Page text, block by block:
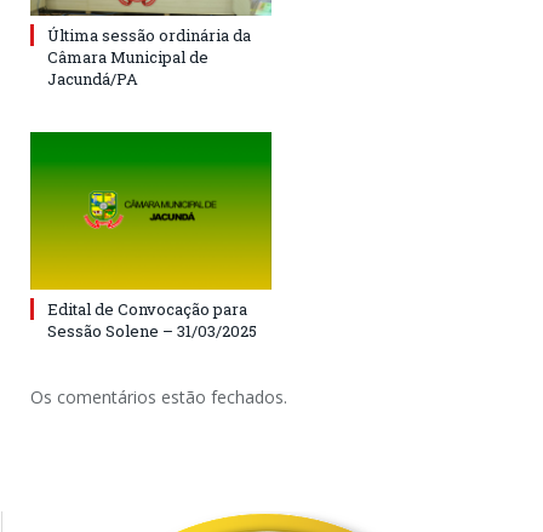
Última sessão ordinária da
Câmara Municipal de
Jacundá/PA
Edital de Convocação para
Sessão Solene – 31/03/2025
Os comentários estão fechados.